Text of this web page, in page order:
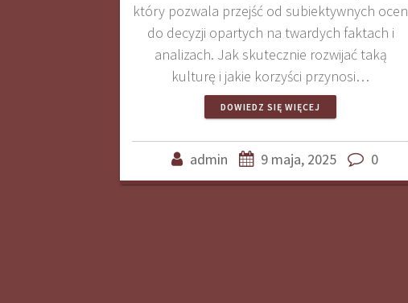
który pozwala przejść od subiektywnych ocen
do decyzji opartych na twardych faktach i
analizach. Jak skutecznie rozwijać taką
kulturę i jakie korzyści przynosi…
DOWIEDZ SIĘ WIĘCEJ
admin 9 maja, 2025 0